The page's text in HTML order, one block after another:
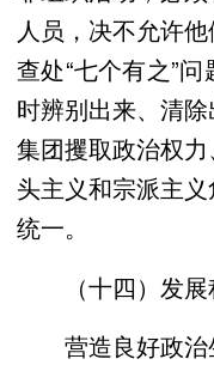
人员，决不允许
查处“七个有之”
时辨别出来、清
集团攫取政治权
头主义和宗派主
统一。
（十四）发展
营造良好政治